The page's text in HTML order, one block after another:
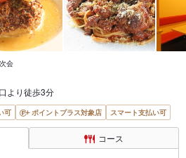
会
より徒歩3分
可 ポイントプラス対象店 スマート支払い可
コース